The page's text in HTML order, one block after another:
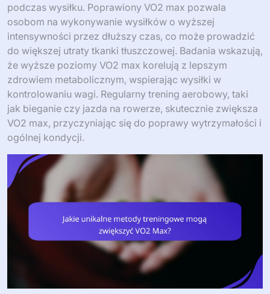
podczas wysiłku. Poprawiony VO2 max pozwala
osobom na wykonywanie wysiłków o wyższej
intensywności przez dłuższy czas, co może prowadzić
do większej utraty tkanki tłuszczowej. Badania wskazują,
że wyższe poziomy VO2 max korelują z lepszym
zdrowiem metabolicznym, wspierając wysiłki w
kontrolowaniu wagi. Regularny trening aerobowy, taki
jak bieganie czy jazda na rowerze, skutecznie zwiększa
VO2 max, przyczyniając się do poprawy wytrzymałości i
ogólnej kondycji.